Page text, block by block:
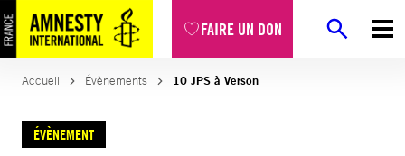
FAIRE UN DON
Accueil Évènements 10 JPS à Verson
ÉVÈNEMENT